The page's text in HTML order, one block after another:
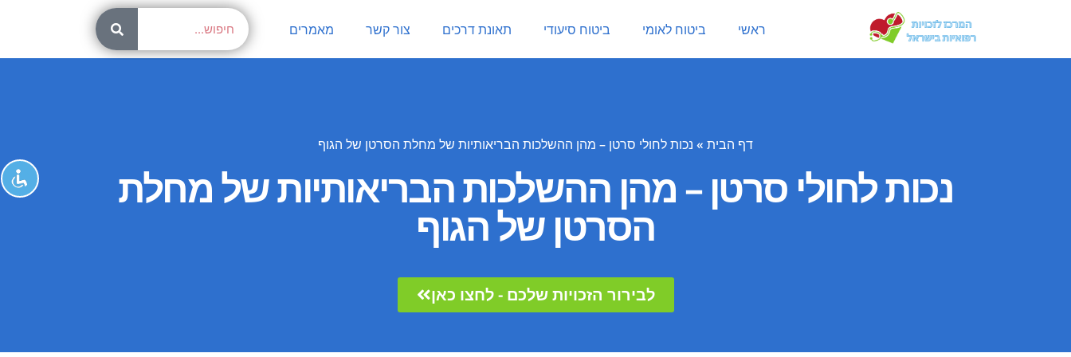
ראשי ביטוח לאומי ביטוח סיעודי תאונת דרכים צור קשר מאמרים
דף הבית » נכות לחולי סרטן – מהן ההשלכות הבריאותיות של מחלת הסרטן של הגוף
נכות לחולי סרטן – מהן ההשלכות הבריאותיות של מחלת
הסרטן של הגוף
לבירור הזכויות שלכם - לחצו כאן